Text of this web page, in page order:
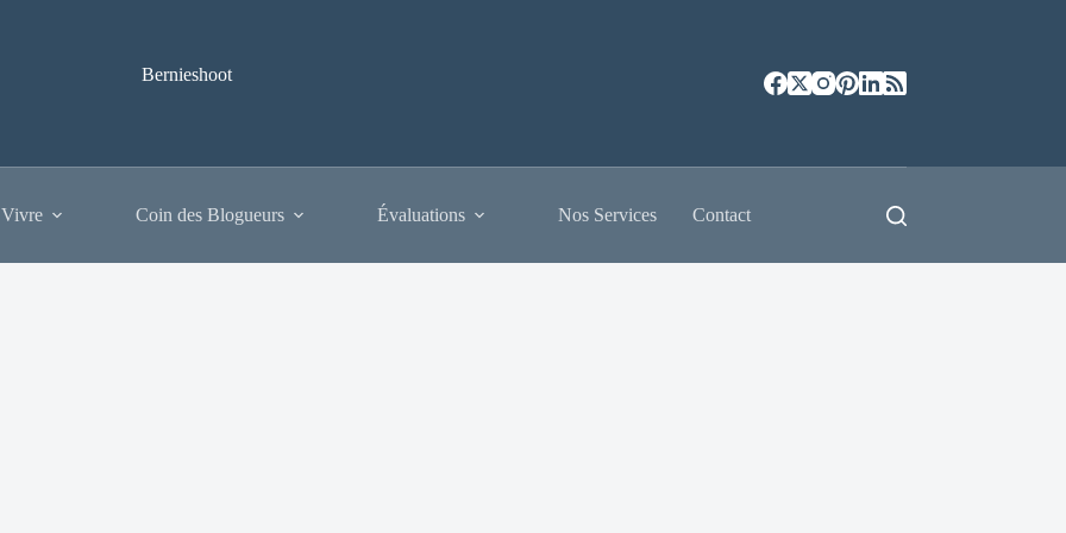
Bernieshoot
Coin des Blogueurs Évaluations Nos Services Contact